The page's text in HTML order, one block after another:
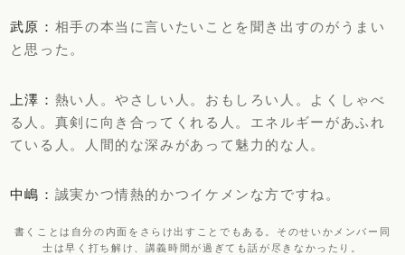
武原： 相手の本当に言いたいことを聞き出すのがうまい
と思った。
上澤： 熱い人。やさしい人。おもしろい人。よくしゃべ
る人。真剣に向き合ってくれる人。エネルギーがあふれ
ている人。人間的な深みがあって魅力的な人。
中嶋： 誠実かつ情熱的かつイケメンな方ですね。
書くことは自分の内面をさらけ出すことでもある。そのせいかメンバー同
士は早く打ち解け、講義時間が過ぎても話が尽きなかったり。